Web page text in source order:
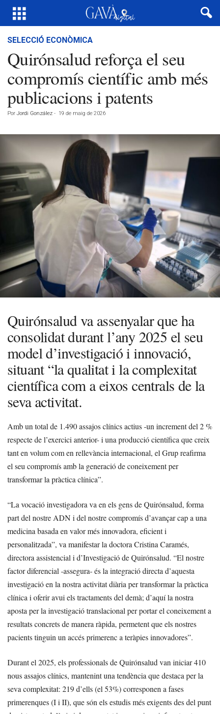
SELECCIÓ ECONÒMICA
Quirónsalud reforça el seu
compromís científic amb més
publicacions i patents
Por Jordi González - 19 de maig de 2026
Quirónsalud va assenyalar que ha
consolidat durant l’any 2025 el seu
model d’investigació i innovació,
situant “la qualitat i la complexitat
científica com a eixos centrals de la
seva activitat.
Amb un total de 1.490 assajos clínics actius -un increment del 2 %
respecte de l’exercici anterior- i una producció científica que creix
tant en volum com en rellevància internacional, el Grup reafirma
el seu compromís amb la generació de coneixement per
transformar la pràctica clínica”.
“La vocació investigadora va en els gens de Quirónsalud, forma
part del nostre ADN i del nostre compromís d’avançar cap a una
medicina basada en valor més innovadora, eficient i
personalitzada”, va manifestar la doctora Cristina Caramés,
directora assistencial i d’Investigació de Quirónsalud. “El nostre
factor diferencial -assegura- és la integració directa d’aquesta
investigació en la nostra activitat diària per transformar la pràctica
clínica i oferir avui els tractaments del demà; d’aquí la nostra
aposta per la investigació translacional per portar el coneixement a
resultats concrets de manera ràpida, permetent que els nostres
pacients tinguin un accés primerenc a teràpies innovadores”.
Durant el 2025, els professionals de Quirónsalud van iniciar 410
nous assajos clínics, mantenint una tendència que destaca per la
seva complexitat: 219 d’ells (el 53%) corresponen a fases
primerenques (I i II), que són els estudis més exigents des del punt